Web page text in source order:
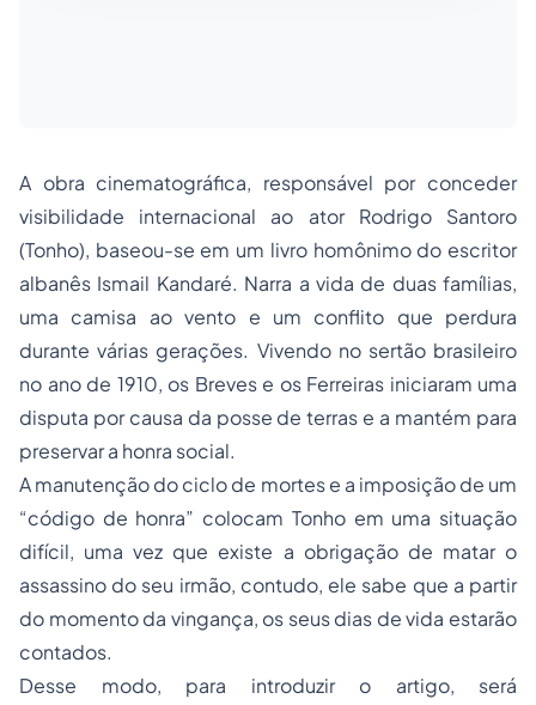
A obra cinematográfica, responsável por conceder
visibilidade internacional ao ator Rodrigo Santoro
(Tonho), baseou-se em um livro homônimo do escritor
albanês Ismail Kandaré. Narra a vida de duas famílias,
uma camisa ao vento e um conflito que perdura
durante várias gerações. Vivendo no sertão brasileiro
no ano de 1910, os Breves e os Ferreiras iniciaram uma
disputa por causa da posse de terras e a mantém para
preservar a honra social.
A manutenção do ciclo de mortes e a imposição de um
“código de honra” colocam Tonho em uma situação
difícil, uma vez que existe a obrigação de matar o
assassino do seu irmão, contudo, ele sabe que a partir
do momento da vingança, os seus dias de vida estarão
contados.
Desse modo, para introduzir o artigo, será